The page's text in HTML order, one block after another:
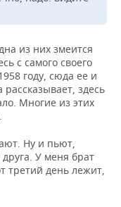
из них змеится
с самого своего
году, сюда ее и
здесь
Многие из этих
Ну и пьют,
У меня брат
третий день лежит,